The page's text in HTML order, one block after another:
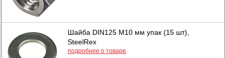
Шайба DIN125 М10 мм упак (15 шт),
SteelRex
подробнее о товаре